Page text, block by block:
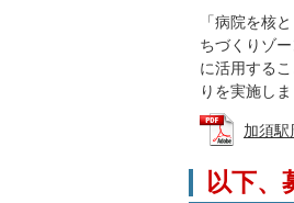
「病院を核
ちづくりゾ
に活用する
りを実施し
加須
以下、